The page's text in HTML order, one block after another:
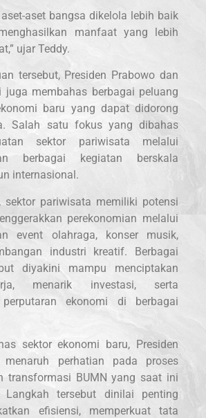
aset bangsa dikelola lebih baik
manfaat yang lebih
ujar Teddy.
tersebut, Presiden Prabowo dan
juga membahas berbagai peluang
baru yang dapat didorong
Salah satu fokus yang dibahas
sektor pariwisata melalui
berbagai kegiatan berskala
internasional.
sektor pariwisata memiliki potensi
perekonomian melalui
event olahraga, konser musik,
industri kreatif. Berbagai
diyakini mampu menciptakan
menarik investasi, serta
perputaran ekonomi di berbagai
sektor ekonomi baru, Presiden
perhatian pada proses
transformasi BUMN yang saat ini
Langkah tersebut dinilai penting
efisiensi, memperkuat tata